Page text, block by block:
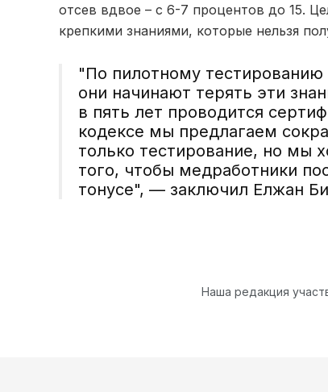
отсев вдвое – с 6-7 процентов до 15.
крепкими знаниями, которые нельзя
"По пилотному тестированию
они начинают терять эти
в пять лет проводится
кодексе мы предлагаем
только тестирование, но мы
того, чтобы медработники
тонусе", — заключил Елжан
Наша редакция